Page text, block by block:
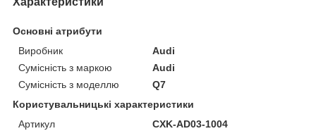
Основні атрибути
Виробник
Audi
Сумісність з маркою
Audi
Сумісність з моделлю
Q7
Користувальницькі характеристики
Артикул
CXK-AD03-1004